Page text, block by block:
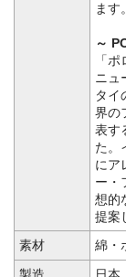
ます
～
「
ニュ
タイ
界の
表す
た。
にア
ー・
想的
提案
素材
綿・